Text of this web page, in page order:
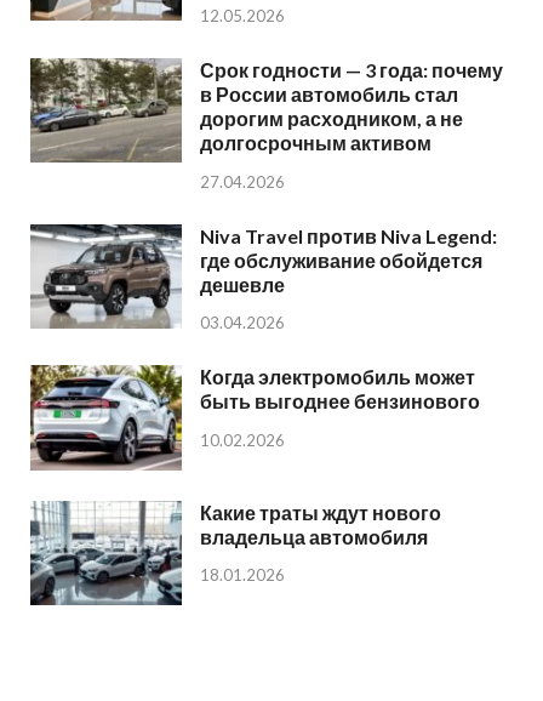
12.05.2026
Срок годности — 3 года: почему
в России автомобиль стал
дорогим расходником, а не
долгосрочным активом
27.04.2026
Niva Travel против Niva Legend:
где обслуживание обойдется
дешевле
03.04.2026
Когда электромобиль может
быть выгоднее бензинового
10.02.2026
Какие траты ждут нового
владельца автомобиля
18.01.2026